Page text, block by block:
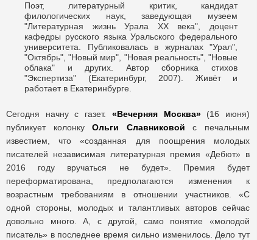
Поэт, литературный критик, кандидат
филологических наук, заведующая музеем
"Литературная жизнь Урала ХХ века", доцент
кафедры русского языка Уральского федерального
университета. Публиковалась в журналах "Урал",
"Октябрь", "Новый мир", "Новая реальность", "Новые
облака" и других. Автор сборника стихов
"Экспертиза" (Екатеринбург, 2007). Живёт и
работает в Екатеринбурге.
Сегодня начну с газет. «Вечерняя Москва»(16 июня)
публикует колонкуОльги Славниковой с печальным
известием, что «созданная для поощрения молодых
писателей независимая литературная премия «Дебют» в
2016 году вручаться не будет». Премия будет
переформатирована, предполагаются изменения к
возрастным требованиям в отношении участников. «С
одной стороны, молодых и талантливых авторов сейчас
довольно много. А, с другой, само понятие «молодой
писатель» в последнее время сильно изменилось. Дело тут